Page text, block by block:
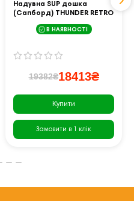
Надувна SUP дошка
(Сапборд) THUNDER RETRO
В НАЯВНОСТІ
19382₴18413₴
Купити
Замовити в 1 клік